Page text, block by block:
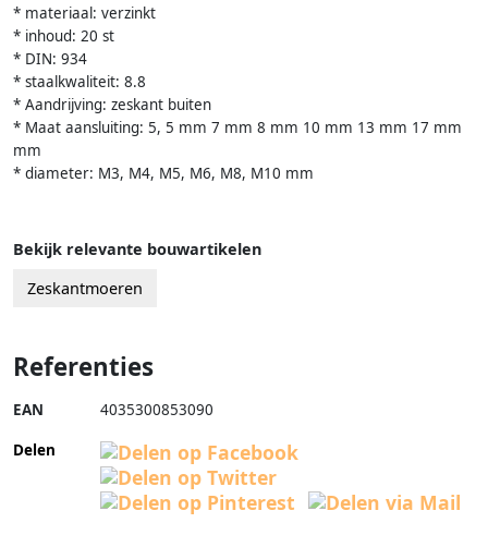
* materiaal: verzinkt
* inhoud: 20 st
* DIN: 934
* staalkwaliteit: 8.8
* Aandrijving: zeskant buiten
* Maat aansluiting: 5, 5 mm 7 mm 8 mm 10 mm 13 mm 17 mm
mm
* diameter: M3, M4, M5, M6, M8, M10 mm
Bekijk relevante bouwartikelen
Zeskantmoeren
Referenties
EAN 4035300853090
Delen